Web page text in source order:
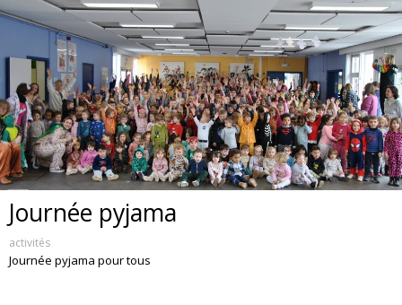
Journée pyjama
activités
Journée pyjama pour tous